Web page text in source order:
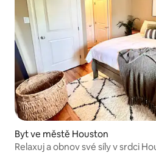
Byt ve městě Houston
Relaxuj a obnov své síly v srdci